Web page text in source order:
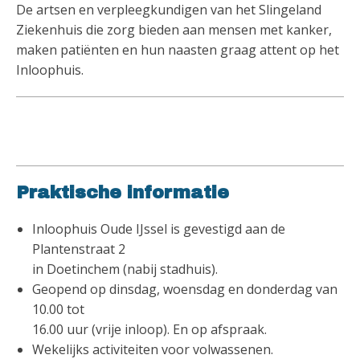
De artsen en verpleegkundigen van het Slingeland
Ziekenhuis die zorg bieden aan mensen met kanker,
maken patiënten en hun naasten graag attent op het
Inloophuis.
Praktische informatie
Inloophuis Oude IJssel is gevestigd aan de
Plantenstraat 2
in Doetinchem (nabij stadhuis).
Geopend op dinsdag, woensdag en donderdag van
10.00 tot
16.00 uur (vrije inloop). En op afspraak.
Wekelijks activiteiten voor volwassenen.